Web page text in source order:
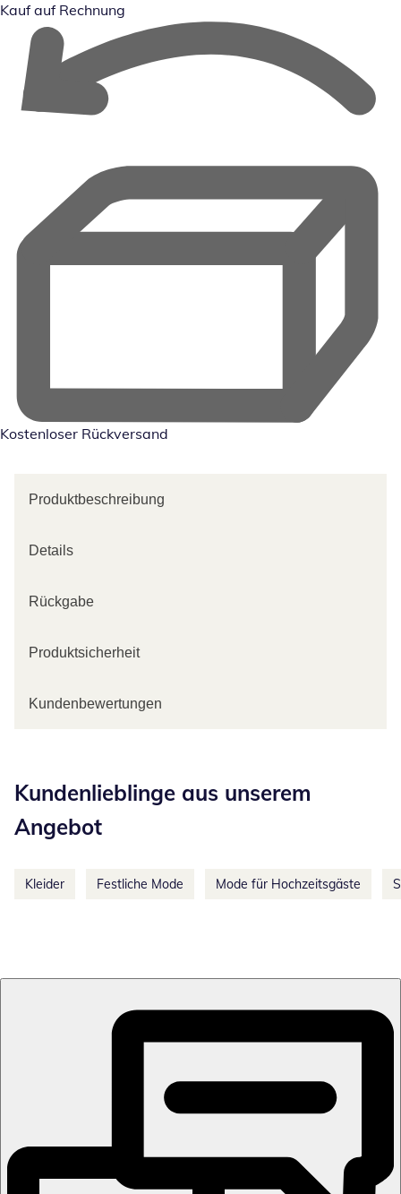
Kauf auf Rechnung
Kostenloser Rückversand
Produktbeschreibung
Details
Rückgabe
Produktsicherheit
Kundenbewertungen
Kundenlieblinge aus unserem
Angebot
Kleider Festliche Mode Mode für Hochzeitsgäste